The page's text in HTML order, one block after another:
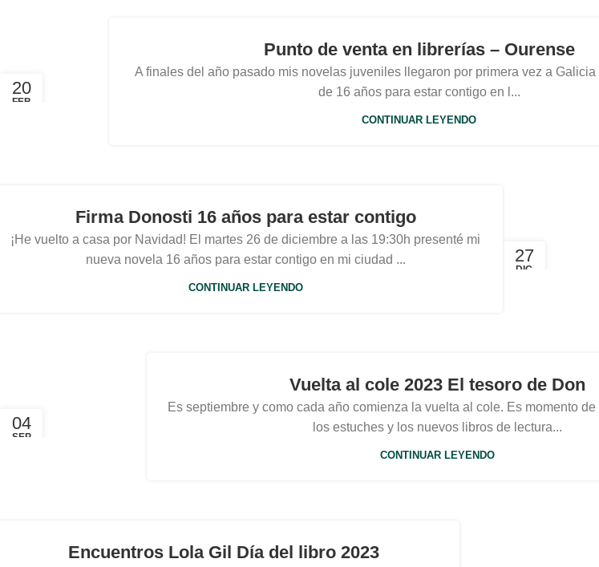
20
FEB
Punto de venta en librerías – Ourense
A finales del año pasado mis novelas juveniles llegaron por primera vez a
de 16 años para estar contigo en l...
CONTINUAR LEYENDO
27
DIC
Firma Donosti 16 años para estar contigo
¡He vuelto a casa por Navidad! El martes 26 de diciembre a las 19:30h presenté mi
nueva novela 16 años para estar contigo en mi ciudad ...
CONTINUAR LEYENDO
04
SEP
Vuelta al cole 2023 El tesoro de Don
Es septiembre y como cada año comienza la vuelta al cole. Es momento
los estuches y los nuevos libros de lectura...
CONTINUAR LEYENDO
Encuentros Lola Gil Día del libro 2023